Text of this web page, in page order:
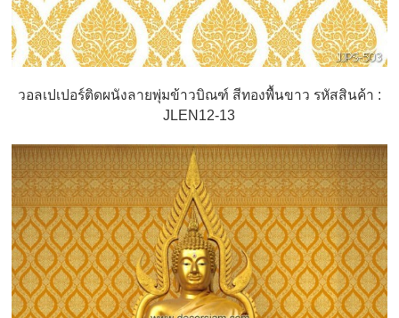
วอลเปเปอร์ติดผนังลายพุ่มข้าวบิณฑ์ สีทองพื้นขาว รหัสสินค้า :
JLEN12-13